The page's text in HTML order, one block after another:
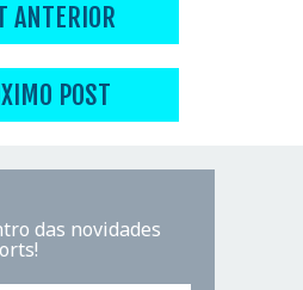
ANTERIOR
POST
das novidades